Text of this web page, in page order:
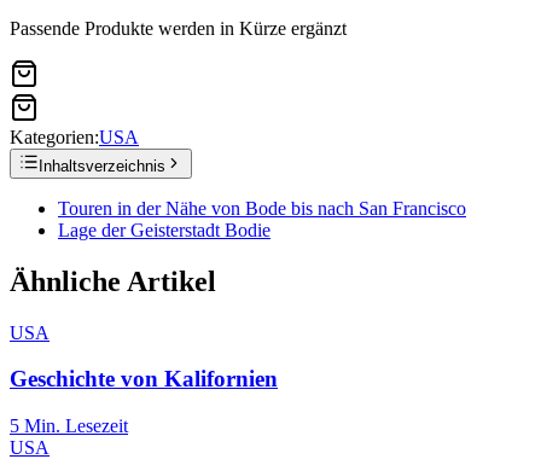
Passende Produkte werden in Kürze ergänzt
Kategorien:USA
Inhaltsverzeichnis
Touren in der Nähe von Bode bis nach San Francisco
Lage der Geisterstadt Bodie
Ähnliche Artikel
USA
Geschichte von Kalifornien
5 Min. Lesezeit
USA